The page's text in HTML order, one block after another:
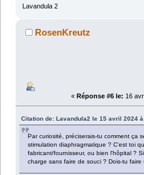
Lavandula 2
RosenKreutz
« Réponse #6 le: 16
Citation de: Lavandula2 le 15 avril 2024 à
Par curiosité, préciserais-tu comment ça
stimulation diaphragmatique ? C'est toi
fabricant/fournisseur, ou bien l'hôpital ?
charge sans faire de souci ? Dois-tu faire